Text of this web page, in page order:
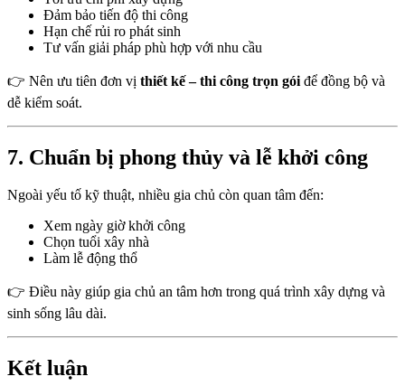
Đảm bảo tiến độ thi công
Hạn chế rủi ro phát sinh
Tư vấn giải pháp phù hợp với nhu cầu
👉 Nên ưu tiên đơn vị thiết kế – thi công trọn gói để đồng bộ và
dễ kiểm soát.
7. Chuẩn bị phong thủy và lễ khởi công
Ngoài yếu tố kỹ thuật, nhiều gia chủ còn quan tâm đến:
Xem ngày giờ khởi công
Chọn tuổi xây nhà
Làm lễ động thổ
👉 Điều này giúp gia chủ an tâm hơn trong quá trình xây dựng và
sinh sống lâu dài.
Kết luận